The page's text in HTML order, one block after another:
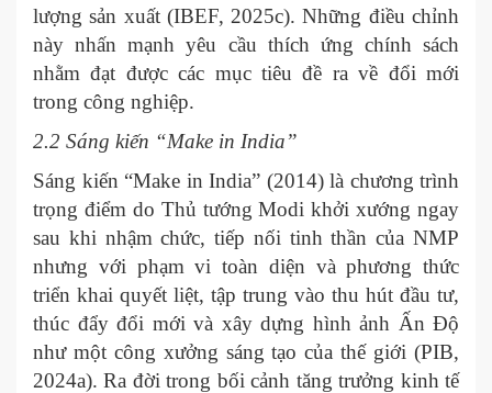
lượng sản xuất (IBEF, 2025c). Những điều chỉnh
này nhấn mạnh yêu cầu thích ứng chính sách
nhằm đạt được các mục tiêu đề ra về đổi mới
trong công nghiệp.
2.2 Sáng kiến “Make in India”
Sáng kiến “Make in India” (2014) là chương trình
trọng điểm do Thủ tướng Modi khởi xướng ngay
sau khi nhậm chức, tiếp nối tinh thần của NMP
nhưng với phạm vi toàn diện và phương thức
triển khai quyết liệt, tập trung vào thu hút đầu tư,
thúc đẩy đổi mới và xây dựng hình ảnh Ấn Độ
như một công xưởng sáng tạo của thế giới (PIB,
2024a). Ra đời trong bối cảnh tăng trưởng kinh tế